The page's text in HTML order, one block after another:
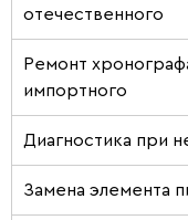
отечественного
Ремонт
импортного
Диагностика при
Замена элемента